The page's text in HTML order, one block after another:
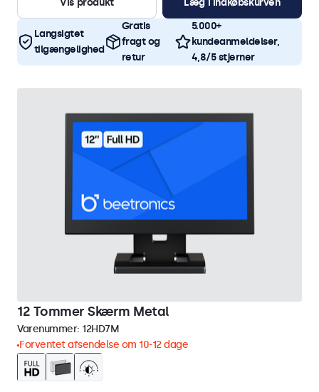
Vis produkt Læg i indkøbskurven
Langsigtet
tilgængelighed
Gratis
fragt og
retur
5.000+
kundeanmeldelser,
4,8/5 stjerner
12 Tommer Skærm Metal
Varenummer: 12HD7M
Forventet afsendelse om 10-12 dage